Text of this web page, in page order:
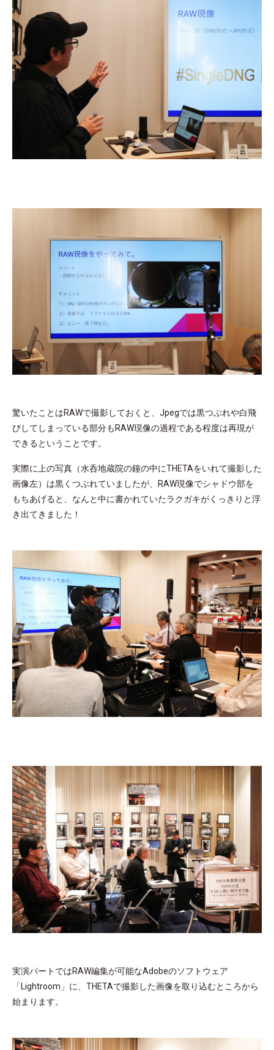
驚いたことはRAWで撮影しておくと、Jpegでは黒つぶれや白飛
びしてしまっている部分もRAW現像の過程である程度は再現が
できるということです。
実際に上の写真（水呑地蔵院の鐘の中にTHETAをいれて撮影した
画像左）は黒くつぶれていましたが、RAW現像でシャドウ部を
もちあげると、なんと中に書かれていたラクガキがくっきりと浮
き出てきました！
実演パートではRAW編集が可能なAdobeのソフトウェア
「Lightroom」に、THETAで撮影した画像を取り込むところから
始まります。